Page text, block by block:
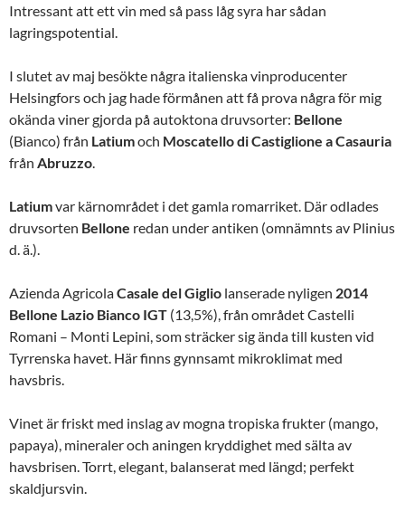
Intressant att ett vin med så pass låg syra har sådan
lagringspotential.
I slutet av maj besökte några italienska vinproducenter
Helsingfors och jag hade förmånen att få prova några för mig
okända viner gjorda på autoktona druvsorter: Bellone
(Bianco) från Latiumoch MoscatellodiCastiglione aCasauria
från Abruzzo
Latiumvar kärnområdet i det gamla romarriket. Där odlades
druvsorten Bellone redan under antiken (omnämnts av Plinius
d. ä.).
Azienda AgricolaCasale delGiglio lanserade nyligen 2014
Bellone Lazio Bianco IGT (13,5%), från området Castelli
Romani – Monti Lepini, som sträcker sig ända till kusten vid
Tyrrenska havet. Här finns gynnsamt mikroklimat med
havsbris.
Vinet är friskt med inslag av mogna tropiska frukter (mango,
papaya), mineraler och aningen kryddighet med sälta av
havsbrisen. Torrt, elegant, balanserat med längd; perfekt
skaldjursvin.